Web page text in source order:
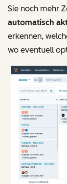
Sie noch mehr
automatisch
erkennen,
wo eventuell